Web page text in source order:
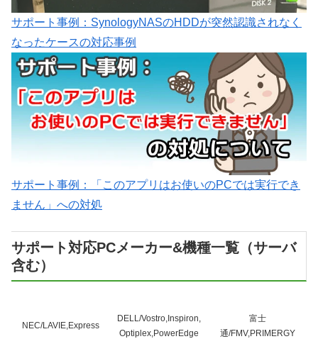
サポート事例：SynologyNASのHDDが突然認識されなく
なったケースの対応事例
サポート事例：「このアプリはお使いのPCでは実行でき
ません」への対処
サポート対応PCメーカー&機種一覧（サーバ
含む）
NEC/LAVIE,Express
DELL/Vostro,Inspiron,
Optiplex,PowerEdge
富士
通/FMV,PRIMERGY